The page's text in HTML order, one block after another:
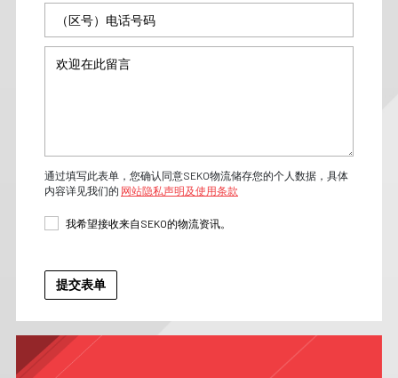
通过填写此表单，您确认同意SEKO物流储存您的个人数据，具体
内容详见我们的 网站隐私声明及使用条款
我希望接收来自SEKO的物流资讯。